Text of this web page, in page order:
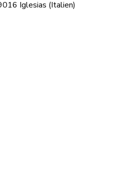
Iglesias (Italien)